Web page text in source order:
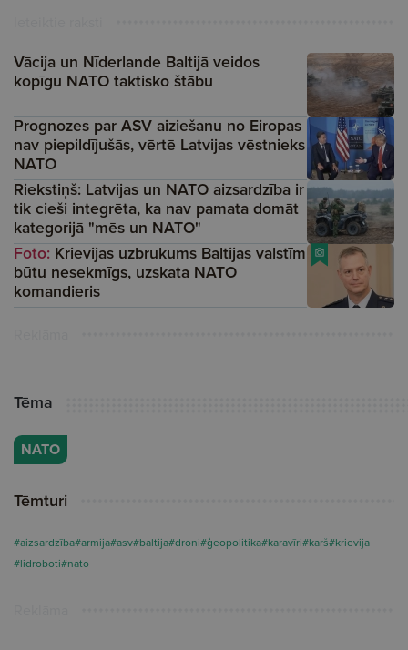
Vācija un Nīderlande Baltijā veidos
kopīgu NATO taktisko štābu
Prognozes par ASV aiziešanu no Eiropas
nav piepildījušās, vērtē Latvijas vēstnieks
NATO
Riekstiņš: Latvijas un NATO aizsardzība ir
tik cieši integrēta, ka nav pamata domāt
kategorijā "mēs un NATO"
Foto: Krievijas uzbrukums Baltijas valstīm
būtu nesekmīgs, uzskata NATO
komandieris
Tēma
NATO
Tēmturi
#aizsardzība#armija#asv#baltija#droni#ģeopolitika#karavīri#karš#krievija
#lidroboti#nato